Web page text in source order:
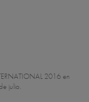
2016 en
julio.